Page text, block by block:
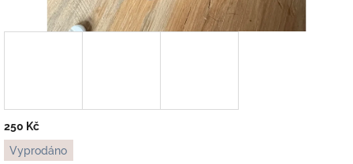
250 Kč
Měrná
cena:
Vyprodáno